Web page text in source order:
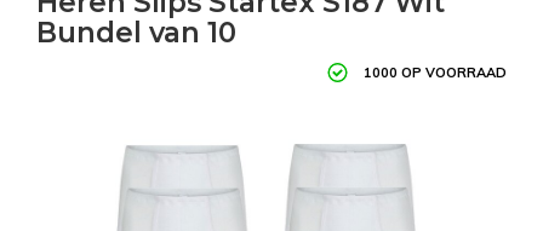
Bundel van 10
1000 OP VOORRAAD